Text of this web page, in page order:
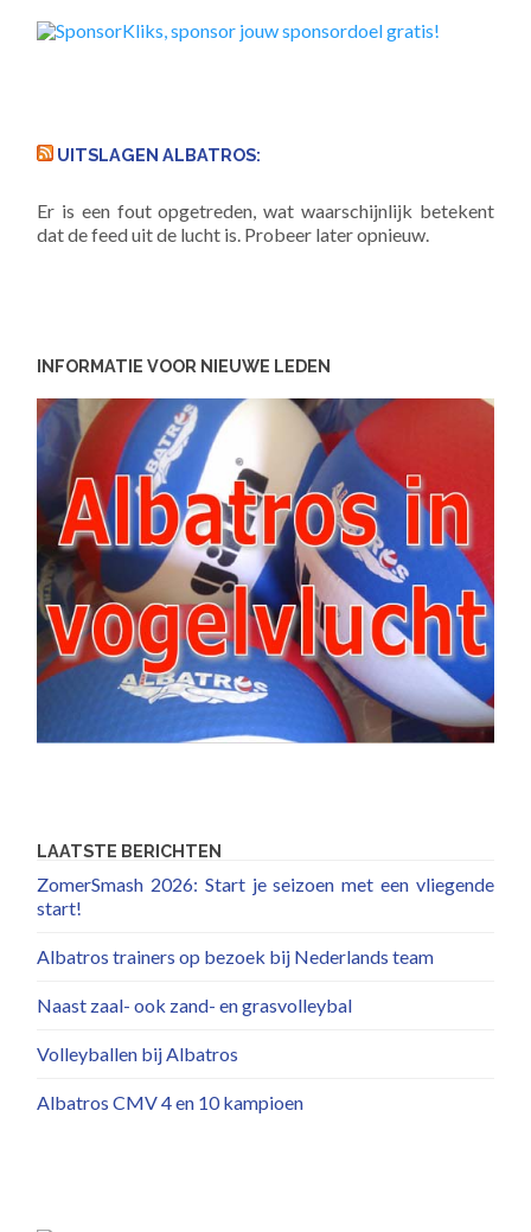
UITSLAGEN ALBATROS:
Er is een fout opgetreden, wat waarschijnlijk betekent
dat de feed uit de lucht is. Probeer later opnieuw.
INFORMATIE VOOR NIEUWE LEDEN
LAATSTE BERICHTEN
ZomerSmash 2026: Start je seizoen met een vliegende
start!
Albatros trainers op bezoek bij Nederlands team
Naast zaal- ook zand- en grasvolleybal
Volleyballen bij Albatros
Albatros CMV 4 en 10 kampioen